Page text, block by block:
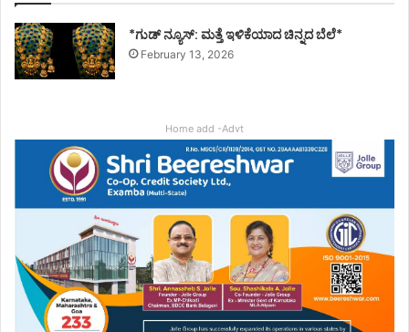
*ಗುಡ್ ನ್ಯೂಸ್: ಮತ್ತೆ ಇಳಿಕೆಯಾದ ಚಿನ್ನದ ಬೆಲೆ*
February 13, 2026
Home add -Advt